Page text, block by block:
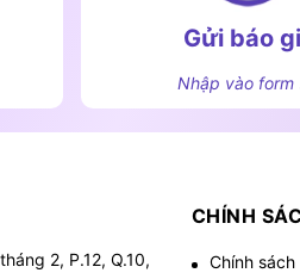
Gửi báo
Nhập vào form
2, P.12, Q.10,
CHÍNH
Chính